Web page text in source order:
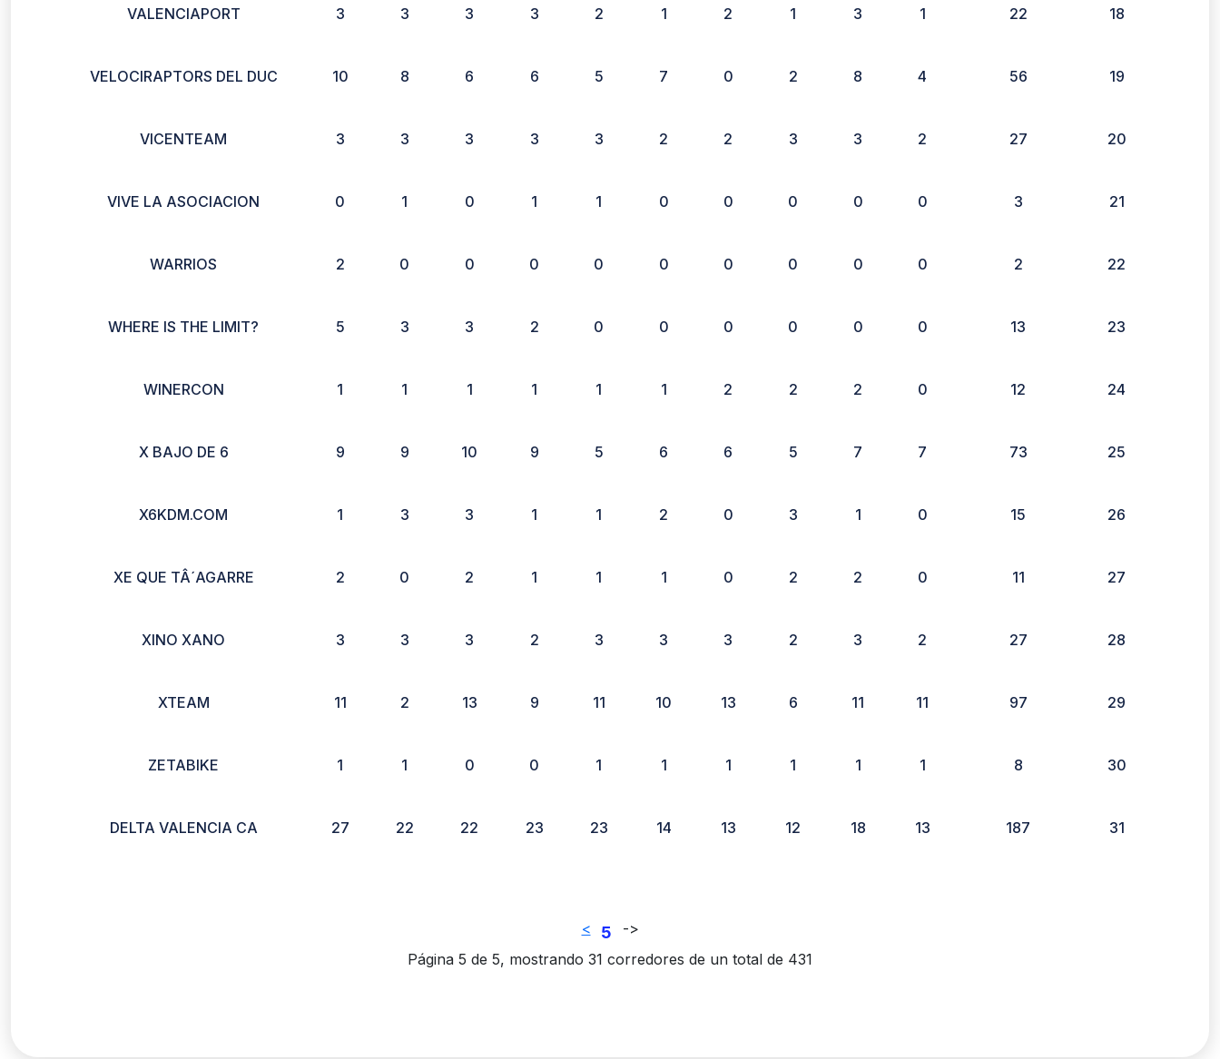
VALENCIAPORT 3 3 3 3 2 1 2 1 3 1 22 18
VELOCIRAPTORS DEL DUC 10 8 6 6 5 7 0 2 8 4 56 19
VICENTEAM 3 3 3 3 3 2 2 3 3 2 27 20
VIVE LA ASOCIACION 0 1 0 1 1 0 0 0 0 0 3 21
WARRIOS 2 0 0 0 0 0 0 0 0 0 2 22
WHERE IS THE LIMIT? 5 3 3 2 0 0 0 0 0 0 13 23
WINERCON 1 1 1 1 1 1 2 2 2 0 12 24
X BAJO DE 6 9 9 10 9 5 6 6 5 7 7 73 25
X6KDM.COM 1 3 3 1 1 2 0 3 1 0 15 26
XE QUE TÂ´AGARRE 2 0 2 1 1 1 0 2 2 0 11 27
XINO XANO 3 3 3 2 3 3 3 2 3 2 27 28
XTEAM 11 2 13 9 11 10 13 6 11 11 97 29
ZETABIKE 1 1 0 0 1 1 1 1 1 1 8 30
DELTA VALENCIA CA 27 22 22 23 23 14 13 12 18 13 187 31
< 5 ->
Página 5 de 5, mostrando 31 corredores de un total de 431